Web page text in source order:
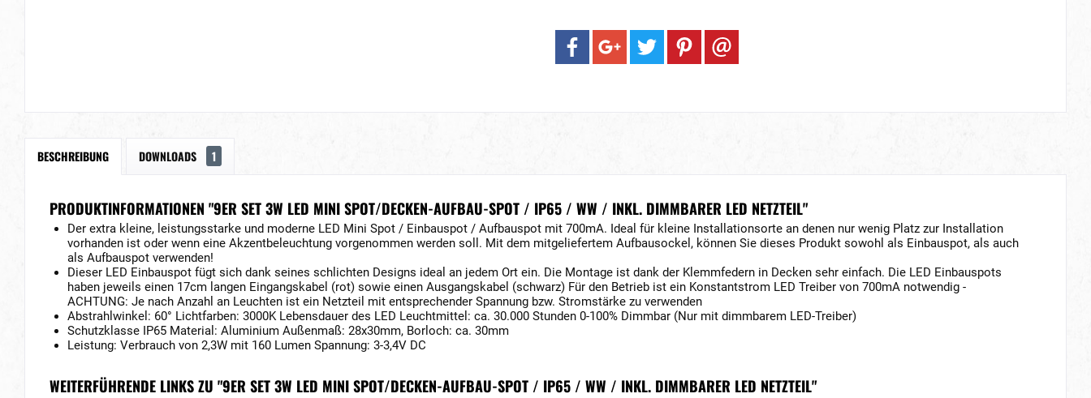
BESCHREIBUNG DOWNLOADS 1
PRODUKTINFORMATIONEN "9ER SET 3W LED MINI SPOT/DECKEN-AUFBAU-SPOT / IP65 / WW / INKL. DIMMBARER LED NETZTEIL"
Der extra kleine, leistungsstarke und moderne LED Mini Spot / Einbauspot / Aufbauspot mit 700mA. Ideal für kleine Installationsorte an denen nur wenig Platz zur Installation
vorhanden ist oder wenn eine Akzentbeleuchtung vorgenommen werden soll. Mit dem mitgeliefertem Aufbausockel, können Sie dieses Produkt sowohl als Einbauspot, als auch
als Aufbauspot verwenden!
Dieser LED Einbauspot fügt sich dank seines schlichten Designs ideal an jedem Ort ein. Die Montage ist dank der Klemmfedern in Decken sehr einfach. Die LED Einbauspots
haben jeweils einen 17cm langen Eingangskabel (rot) sowie einen Ausgangskabel (schwarz) Für den Betrieb ist ein Konstantstrom LED Treiber von 700mA notwendig -
ACHTUNG: Je nach Anzahl an Leuchten ist ein Netzteil mit entsprechender Spannung bzw. Stromstärke zu verwenden
Abstrahlwinkel: 60° Lichtfarben: 3000K Lebensdauer des LED Leuchtmittel: ca. 30.000 Stunden 0-100% Dimmbar (Nur mit dimmbarem LED-Treiber)
Schutzklasse IP65 Material: Aluminium Außenmaß: 28x30mm, Borloch: ca. 30mm
Leistung: Verbrauch von 2,3W mit 160 Lumen Spannung: 3-3,4V DC
WEITERFÜHRENDE LINKS ZU "9ER SET 3W LED MINI SPOT/DECKEN-AUFBAU-SPOT / IP65 / WW / INKL. DIMMBARER LED NETZTEIL"